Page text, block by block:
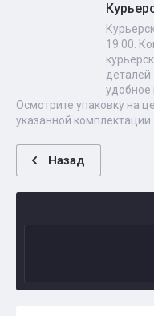
19.00.
удобное
Осмотрите упаковку на
указанной комплектации.
Назад